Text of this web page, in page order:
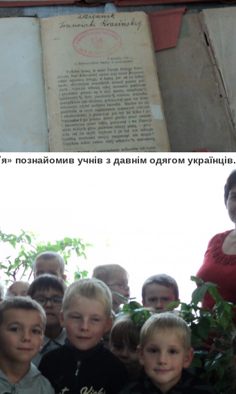
познайомив учнів з давнім одягом українців.